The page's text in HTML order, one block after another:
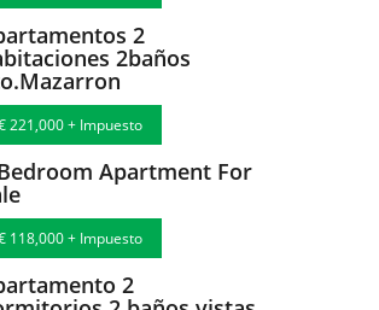
2
2baños
221,000 + Impuesto
Apartment For
118,000 + Impuesto
2